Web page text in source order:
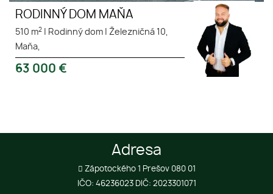
RODINNÝ DOM MAŇA
510 m2 Rodinný dom
Železničná 10,
Maňa,
63 000 €
Adresa
Zápotockého 1 Prešov 080 01
IČO: 46236023 DIČ: 2023301071